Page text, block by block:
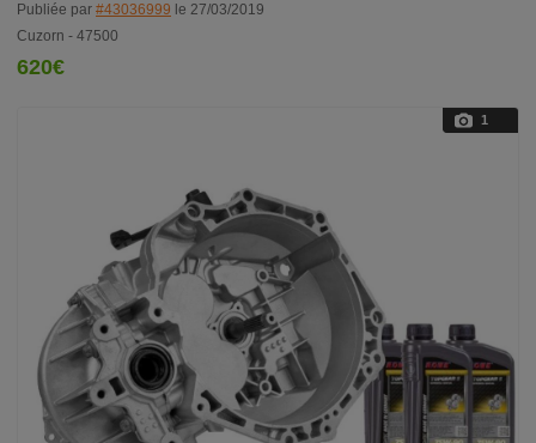
Publiée par #43036999 le 27/03/2019
Cuzorn - 47500
620€
1